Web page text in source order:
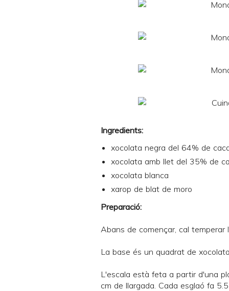
Ingredients:
xocolata negra del 64% de
xocolata amb llet del 35% de
xocolata blanca
xarop de blat de moro
Preparació:
Abans de començar, cal temperar
La base és un quadrat de
L'escala està feta a partir d'una
cm de llargada. Cada esglaó fa